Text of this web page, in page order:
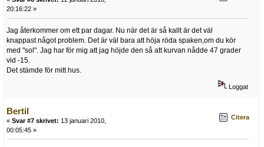
20:16:22 »
Jag återkommer om ett par dagar. Nu när det är så kallt är det väl
knappast något problem. Det är väl bara att höja röda spaken,om du kör
med "sol". Jag har för mig att jag höjde den så att kurvan nådde 47 grader
vid -15.
Det stämde för mitt hus.
Loggat
Bertil
« Svar #7 skrivet: 13 januari 2010,
00:05:45 »
Citera